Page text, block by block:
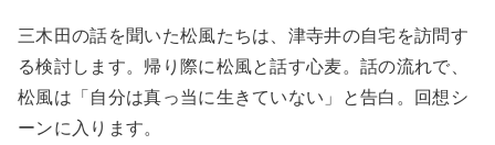
三木田の話を聞いた松風たちは、津寺井の自宅を訪問す
る検討します。帰り際に松風と話す心麦。話の流れで、
松風は「自分は真っ当に生きていない」と告白。回想シ
ーンに入ります。